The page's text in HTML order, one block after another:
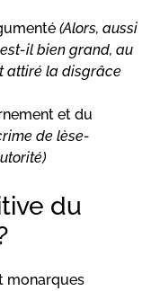
(Alors, aussi
il bien grand, au
attiré la disgrâce
et du
de lèse-
du
monarques